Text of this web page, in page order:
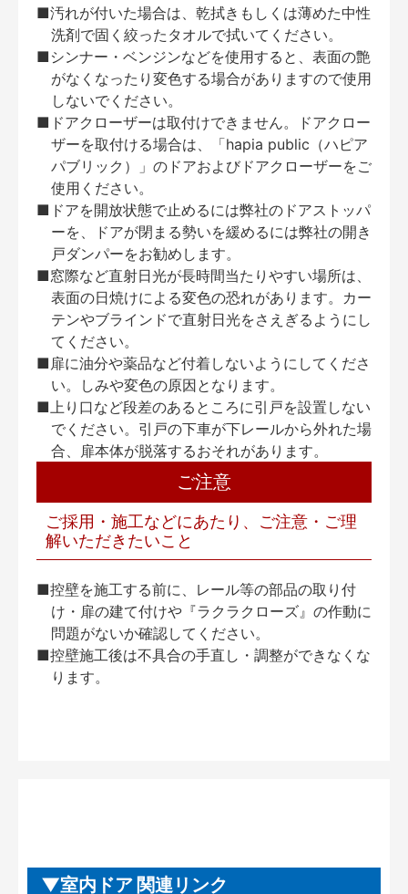
■汚れが付いた場合は、乾拭きもしくは薄めた中性
洗剤で固く絞ったタオルで拭いてください。
■シンナー・ベンジンなどを使用すると、表面の艶
がなくなったり変色する場合がありますので使用
しないでください。
■ドアクローザーは取付けできません。ドアクロー
ザーを取付ける場合は、「hapia public（ハピア
パブリック）」のドアおよびドアクローザーをご
使用ください。
■ドアを開放状態で止めるには弊社のドアストッパ
ーを、ドアが閉まる勢いを緩めるには弊社の開き
戸ダンパーをお勧めします。
■窓際など直射日光が長時間当たりやすい場所は、
表面の日焼けによる変色の恐れがあります。カー
テンやブラインドで直射日光をさえぎるようにし
てください。
■扉に油分や薬品など付着しないようにしてくださ
い。しみや変色の原因となります。
■上り口など段差のあるところに引戸を設置しない
でください。引戸の下車が下レールから外れた場
合、扉本体が脱落するおそれがあります。
ご注意
ご採用・施工などにあたり、ご注意・ご理
解いただきたいこと
■控壁を施工する前に、レール等の部品の取り付
け・扉の建て付けや『ラクラクローズ』の作動に
問題がないか確認してください。
■控壁施工後は不具合の手直し・調整ができなくな
ります。
室内ドア 関連リンク